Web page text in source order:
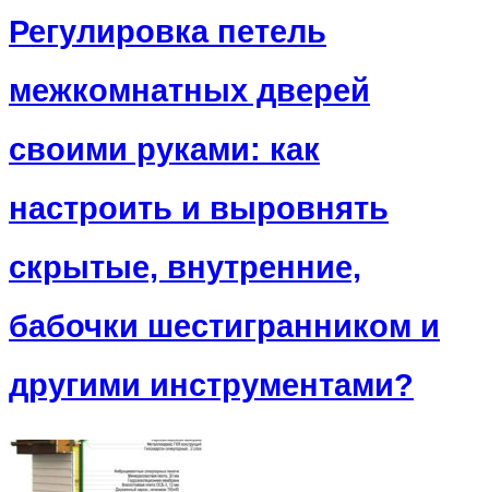
Регулировка петель
межкомнатных дверей
своими руками: как
настроить и выровнять
скрытые, внутренние,
бабочки шестигранником и
другими инструментами?